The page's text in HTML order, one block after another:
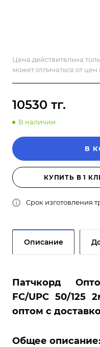
Цена действительна
может отличаться от
10530 тг.
В наличии
В
КУПИТЬ В 1
Срок изготовления
Описание
Патчкорд
FC/UPC 50/125
оптом с
Общее описание: